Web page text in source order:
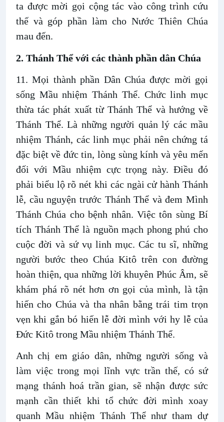
ta được mời gọi cộng tác vào công trình cứu
thế và góp phần làm cho Nước Thiên Chúa
mau đến.
2. Thánh Thể với các thành phần dân Chúa
11. Mọi thành phần Dân Chúa được mời gọi
sống Mầu nhiệm Thánh Thể. Chức linh mục
thừa tác phát xuất từ Thánh Thể và hướng về
Thánh Thể. Là những người quản lý các mầu
nhiệm Thánh, các linh mục phải nên chứng tá
đặc biệt về đức tin, lòng sùng kính và yêu mến
đối với Mầu nhiệm cực trọng này. Điều đó
phải biểu lộ rõ nét khi các ngài cử hành Thánh
lễ, cầu nguyện trước Thánh Thể và đem Mình
Thánh Chúa cho bệnh nhân. Việc tôn sùng Bí
tích Thánh Thể là nguồn mạch phong phú cho
cuộc đời và sứ vụ linh mục. Các tu sĩ, những
người bước theo Chúa Kitô trên con đường
hoàn thiện, qua những lời khuyên Phúc Âm, sẽ
khám phá rõ nét hơn ơn gọi của mình, là tận
hiến cho Chúa và tha nhân bằng trái tim trọn
vẹn khi gắn bó hiến lễ đời mình với hy lễ của
Đức Kitô trong Mầu nhiệm Thánh Thể.
Anh chị em giáo dân, những người sống và
làm việc trong mọi lĩnh vực trần thế, có sứ
mạng thánh hoá trần gian, sẽ nhận được sức
mạnh cần thiết khi tổ chức đời mình xoay
quanh Mầu nhiệm Thánh Thể như tham dự